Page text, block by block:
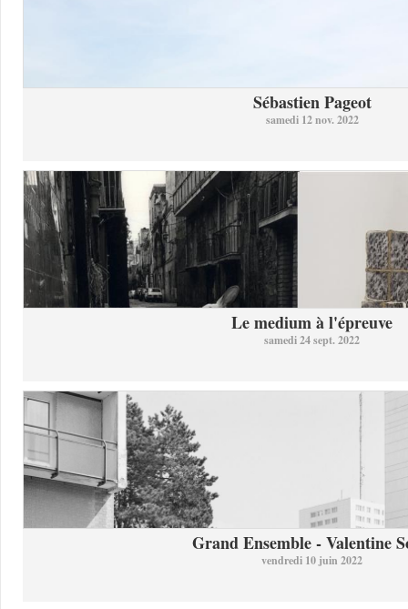
Sébastien Pageot
samedi 12 nov. 2022
Le medium à l'épreuve
samedi 24 sept. 2022
Grand Ensemble - Valentine
vendredi 10 juin 2022